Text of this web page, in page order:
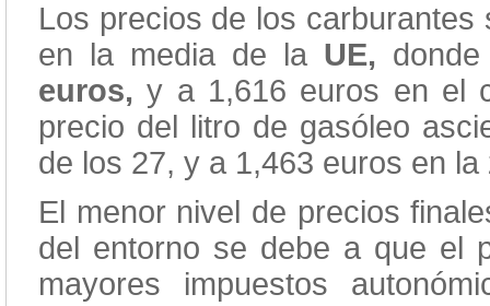
Los precios de los
en la media de la UE,
euros,y a 1,616 euros en el
precio del litro de gasóleo
de los 27, y a 1,463 euros en la
El menor nivel de precios
del entorno se debe a que el
mayores impuestos